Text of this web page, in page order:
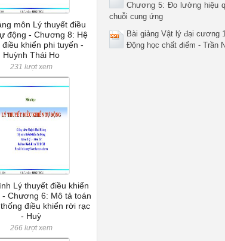
môn Lý thuyết điều
động - Chương 8: Hệ
điều khiển phi tuyến -
Huỳnh Thái Ho
231 lượt xem
Lý thuyết điều khiển
- Chương 6: Mô tả toán
điều khiển rời rạc
- Huỳ
266 lượt xem
Chương 5: Đo lường hiệu
chuỗi cung ứng
Bài giảng Vật lý đại cương
Động học chất điểm - Trần